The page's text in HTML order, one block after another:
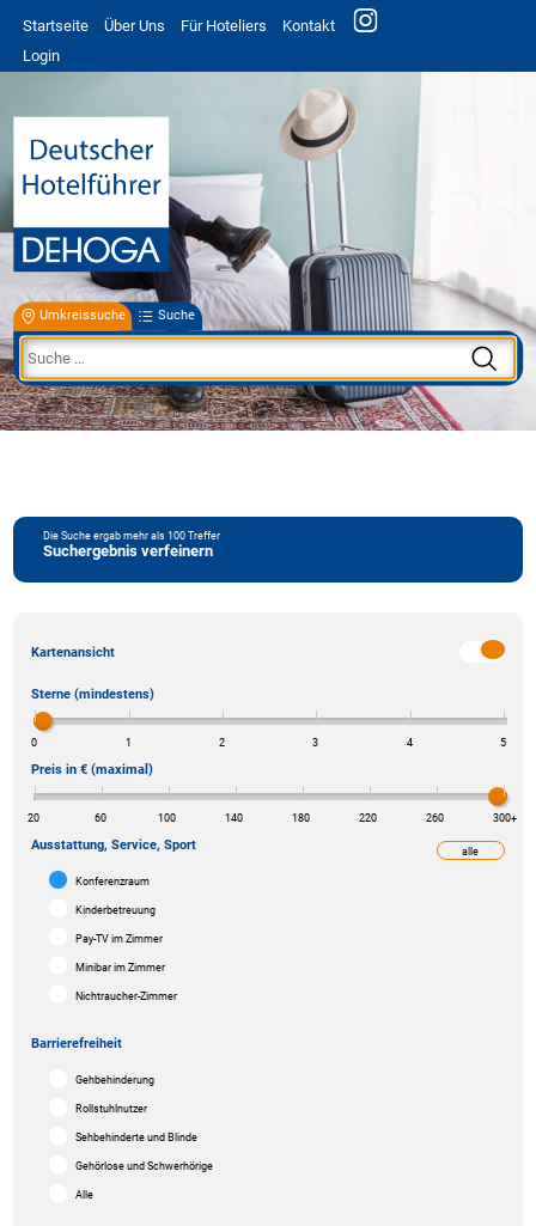
Startseite Über Uns Für Hoteliers
Kontakt
Login
Umkreissuche Suche
Die Suche ergab mehr als 100 Treffer
Suchergebnis verfeinern
Kartenansicht
Sterne (mindestens)
0 1 2 3 4 5
Preis in € (maximal)
20 60 100 140 180 220 260 300+
alle
Ausstattung, Service, Sport
Konferenzraum
Kinderbetreuung
Pay-TV im Zimmer
Minibar im Zimmer
Nichtraucher-Zimmer
Barrierefreiheit
Gehbehinderung
Rollstuhlnutzer
Sehbehinderte und Blinde
Gehörlose und Schwerhörige
Alle